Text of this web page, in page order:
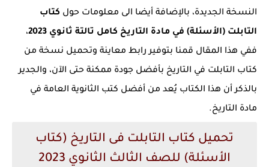
النسخة الجديدة، بالإضافة أيضا الى معلومات حول كتاب
التابلت (الأسئلة) في مادة التاريخ كامل تالتة ثانوي 2023
،
ففي هذا المقال قمنا بتوفير رابط معاينة وتحميل نسخة من
كتاب التابلت في التاريخ بأفضل جودة ممكنة حتى الآن، والجدير
بالذكر أن هذا الكتاب يُعد من أفضل كتب الثانوية العامة في
مادة التاريخ.
تحميل كتاب التابلت فى التاريخ (كتاب
الأسئلة) للصف الثالث الثانوي 2023